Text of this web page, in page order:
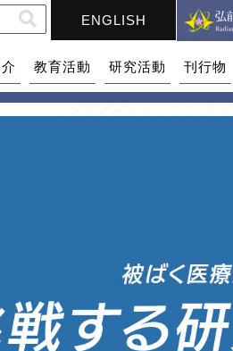
ENGLISH
教育活動 研究活動 刊行物